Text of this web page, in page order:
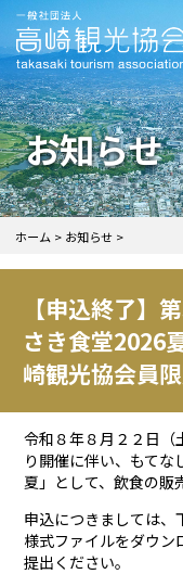
お知らせ
ホーム お知らせ
【申込終了】
さき食堂2026
崎観光協会員限
令和８年８月２２日（
り開催に伴い、もて
夏」として、飲食の販
申込につきましては、
様式ファイルをダウン
提出ください。